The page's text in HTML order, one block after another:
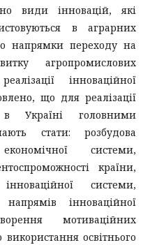
види інновацій, які
в аграрних
напрямки переходу на
агропромислових
інноваційної
що для реалізації
в Україні головними
стати: розбудова
системи,
країни,
системи,
інноваційної
мотиваційних
освітнього